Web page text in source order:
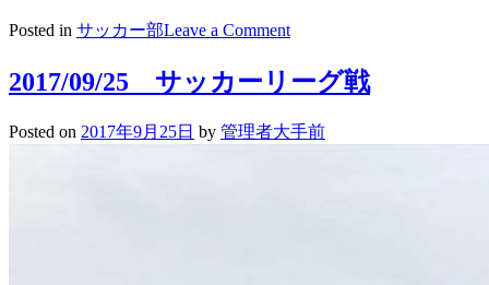
Posted in サッカー部Leave a Commenton
に
い
2017/09/25 サッカーリーグ戦
Posted on 2017年9月25日 by 管理者大手前